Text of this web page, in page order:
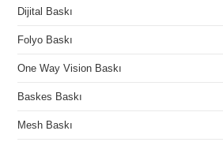
Dijital Baskı
Folyo Baskı
One Way Vision Baskı
Baskes Baskı
Mesh Baskı